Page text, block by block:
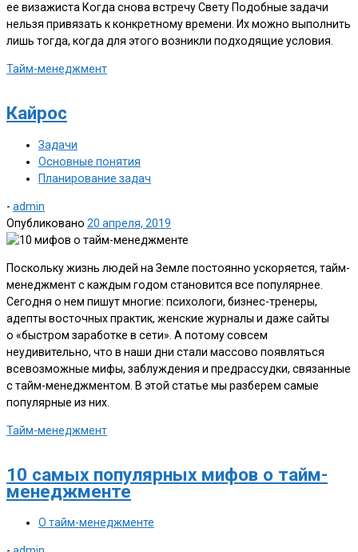
ее визажиста Когда снова встречу Свету Подобные задачи
нельзя привязать к конкретному времени. Их можно выполнить
лишь тогда, когда для этого возникли подходящие условия.
Тайм-менеджмент
Кайрос
Задачи
Основные понятия
Планирование задач
- admin
Опубликовано 20 апреля, 2019
Поскольку жизнь людей на Земле постоянно ускоряется, тайм-
менеджмент с каждым годом становится все популярнее.
Сегодня о нем пишут многие: психологи, бизнес-тренеры,
адепты восточных практик, женские журналы и даже сайты
о «быстром заработке в сети». А потому совсем
неудивительно, что в наши дни стали массово появляться
всевозможные мифы, заблуждения и предрассудки, связанные
с тайм-менеджментом. В этой статье мы разберем самые
популярные из них.
Тайм-менеджмент
10 самых популярных мифов о тайм-
менеджменте
О тайм-менеджменте